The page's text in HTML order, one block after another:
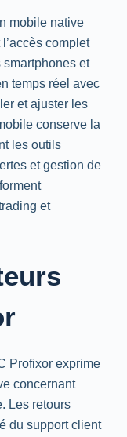
mobile native
l’accès complet
smartphoneset
temps réel avec
et ajuster les
conserve la
les outils
et gestion de
et
Profixor exprime
concernant
Les retours
du supportclient